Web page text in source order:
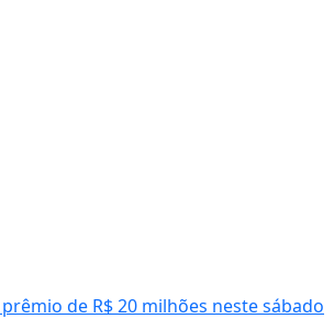
de R$ 20 milhões neste sábado